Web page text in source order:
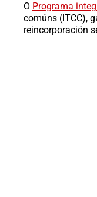
900 61 00
O Programa
comúns (ITCC),
reincorporación